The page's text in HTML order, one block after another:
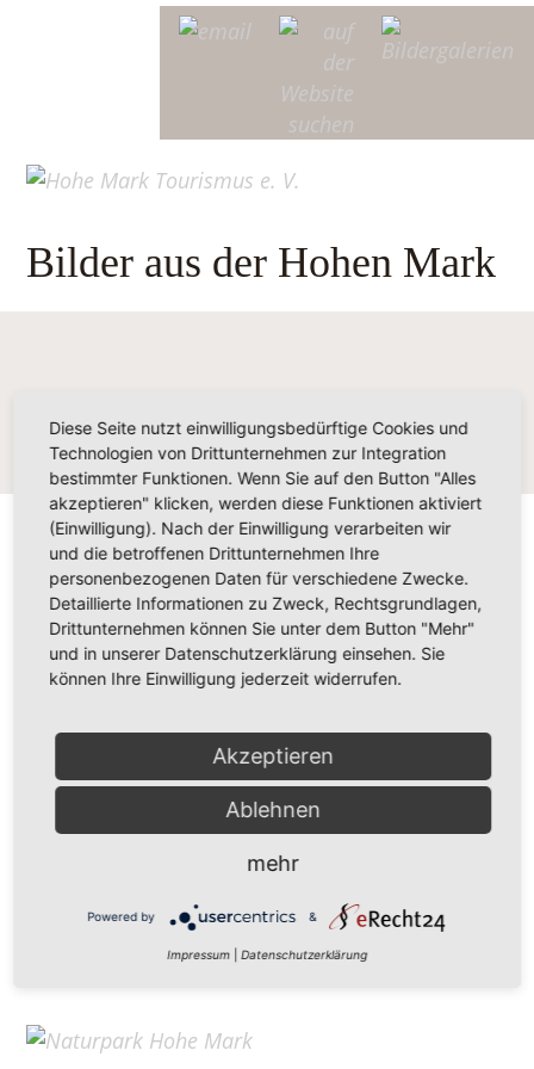
Bilder aus der Hohen Mark
Hohe Mark Tourismus e. V.
Redderstraße 421,45711 Datteln
Fon: +49 (0)2363 377 0
info@hohe-mark-tourismus.de
Datenschutz
Home
Diese Seite nutzt einwilligungsbedürftige Cookies und
Technologien von Drittunternehmen zur Integration
bestimmter Funktionen. Wenn Sie auf den Button "Alles
akzeptieren" klicken, werden diese Funktionen aktiviert
(Einwilligung). Nach der Einwilligung verarbeiten wir
und die betroffenen Drittunternehmen Ihre
personenbezogenen Daten für verschiedene Zwecke.
Detaillierte Informationen zu Zweck, Rechtsgrundlagen,
Drittunternehmen können Sie unter dem Button "Mehr"
und in unserer Datenschutzerklärung einsehen. Sie
können Ihre Einwilligung jederzeit widerrufen.
Akzeptieren
Ablehnen
mehr
Powered by &
Impressum Datenschutzerklärung